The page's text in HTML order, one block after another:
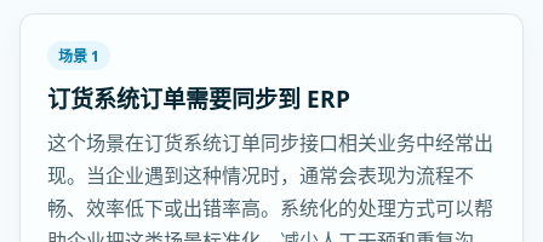
场景 1
订货系统订单需要同步到 ERP
这个场景在订货系统订单同步接口相关业务中经常出
现。当企业遇到这种情况时，通常会表现为流程不
畅、效率低下或出错率高。系统化的处理方式可以帮